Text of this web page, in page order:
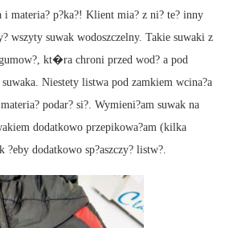
materia? p?ka?! Klient mia? z ni? te? inny
wszyty suwak wodoszczelny. Takie suwaki z
kt�ra chroni przed wod? a pod
Niestety listwa pod zamkiem wcina?a
podar? si?. Wymieni?am suwak na
dodatkowo przepikowa?am (kilka
?eby dodatkowo sp?aszczy? listw?.